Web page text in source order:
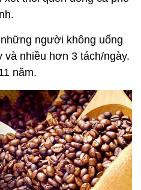
người không uống
và nhiều hơn 3 tách/ngày.
năm.